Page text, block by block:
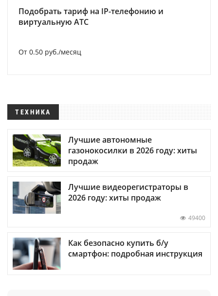
Подобрать тариф на IP-телефонию и
виртуальную АТС
От 0.50 руб./месяц
ТЕХНИКА
Лучшие автономные
газонокосилки в 2026 году: хиты
продаж
Лучшие видеорегистраторы в
2026 году: хиты продаж
49400
Как безопасно купить б/у
смартфон: подробная инструкция